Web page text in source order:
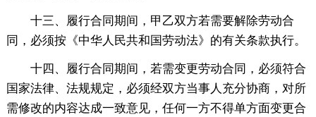
十三、履行合同期间，甲乙双方若需要解除劳动合
同，必须按《中华人民共和国劳动法》的有关条款执行。
十四、履行合同期间，若需变更劳动合同，必须符合
国家法律、法规规定，必须经双方当事人充分协商，对所
需修改的内容达成一致意见，任何一方不得单方面变更合